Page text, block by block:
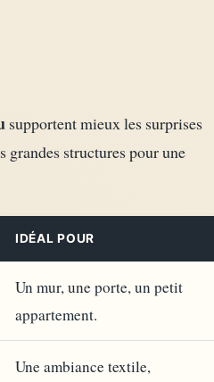
supportent mieux les surprises
grandes structures pour une
IDÉAL POUR
Un mur, une porte, un petit
appartement.
Une ambiance textile,